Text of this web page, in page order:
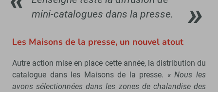
mini-catalogues dans la presse.
Les Maisons de la presse, un nouvel atout
Autre action mise en place cette année, la distribution du
catalogue dans les Maisons de la presse. « Nous les
avons sélectionnées dans les zones de chalandise des